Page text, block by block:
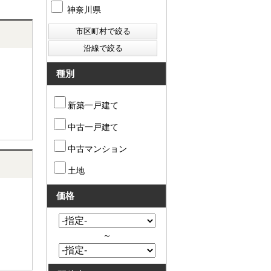
神奈川県
種別
新築一戸建て
中古一戸建て
中古マンション
土地
価格
～